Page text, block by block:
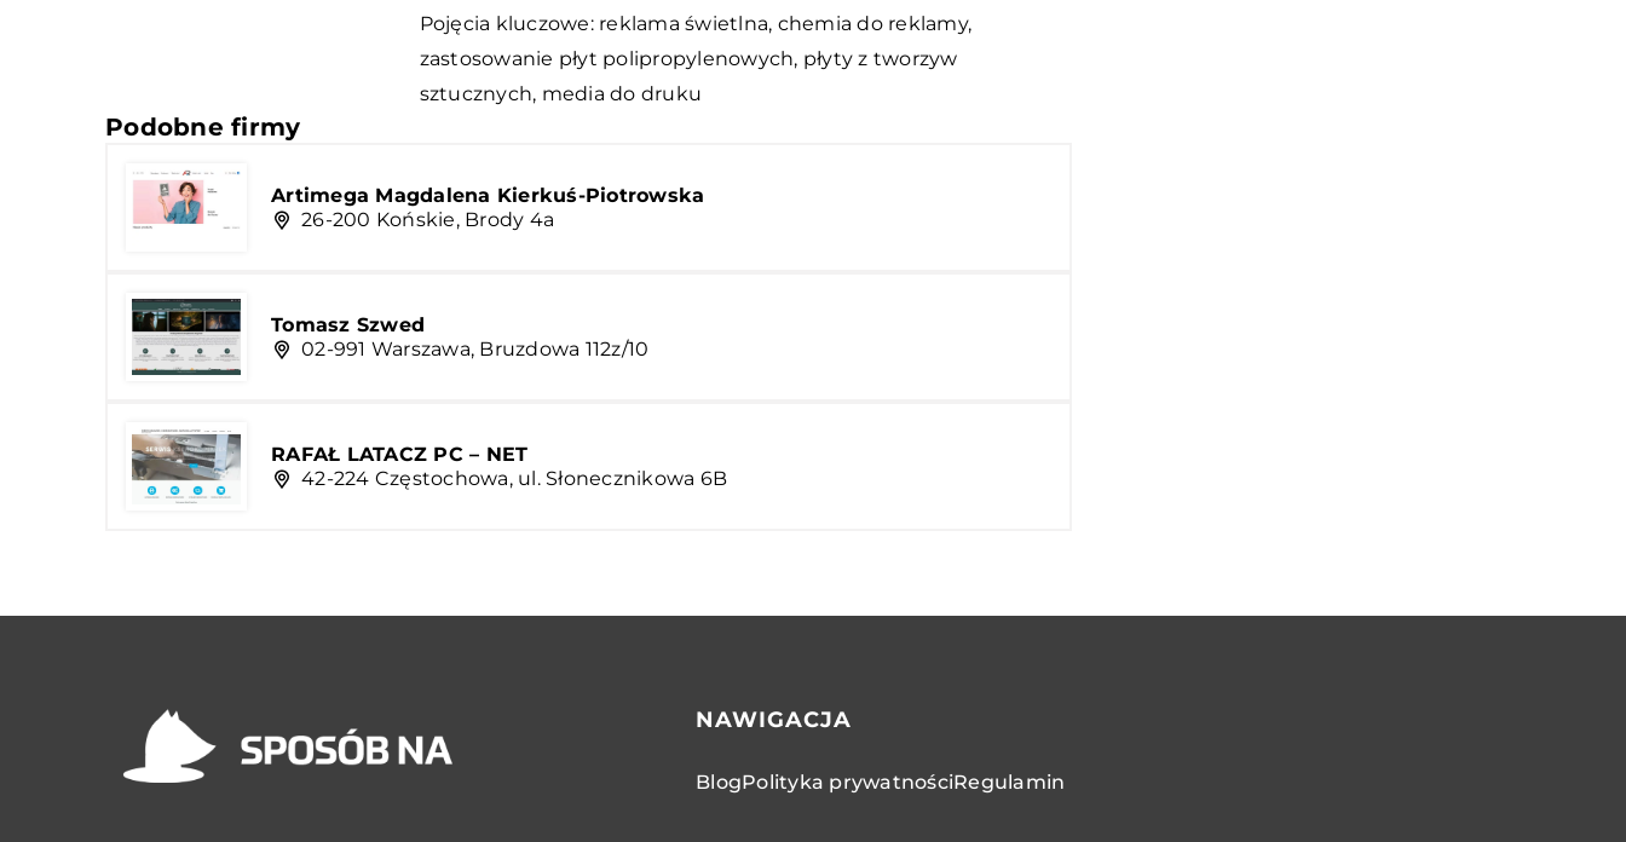
Pojęcia kluczowe: reklama świetlna, chemia do reklamy,
zastosowanie płyt polipropylenowych, płyty z tworzyw
sztucznych, media do druku
Podobne firmy
Artimega Magdalena Kierkuś-Piotrowska
26-200 Końskie, Brody 4a
Tomasz Szwed
02-991 Warszawa, Bruzdowa 112z/10
RAFAŁ LATACZ PC – NET
42-224 Częstochowa, ul. Słonecznikowa 6B
NAWIGACJA
BlogPolityka prywatnościRegulamin